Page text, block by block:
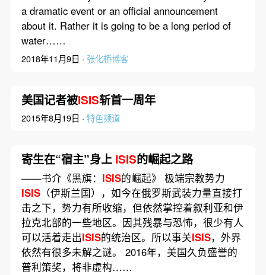
a dramatic event or an official announcement
about it. Rather it is going to be a long period of
water……
2018年11月9日 · 张化桥博客
美国记者被ISIS斩首一周年
2015年8月19日 · 特色频道
寄生在“宿主”身上 ISIS的崛起之路
——书介《黑旗： ISIS的崛起》 极端宗教势力
ISIS（伊斯兰国），如今在俄罗斯武装力量直接打
击之下，势力有所收缩，但依然掌控着叙利亚和伊
拉克北部的一些地区。因其残暴与恐怖，很少有人
可以活着走出ISIS的统治区。所以事关ISIS，外界
依然有很多未解之谜。 2016年，美国久负盛誉的
普利策奖，将非虚构……